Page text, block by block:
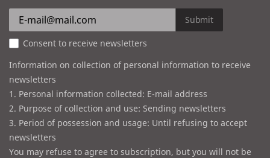
e
s
s
Submit
Consent to receive newsletters
Information on collection of personal information to receive
newsletters
1. Personal information collected: E-mail address
2. Purpose of collection and use: Sending newsletters
3. Period of possession and usage: Until refusing to accept
newsletters
You may refuse to agree to subscription, but you will not be